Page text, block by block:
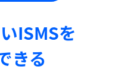
ISMSを
きる